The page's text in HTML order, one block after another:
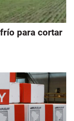
para cortar